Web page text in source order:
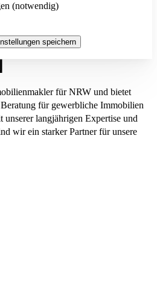
(notwendig)
speichern
für NRW und bietet
für gewerbliche Immobilien
langjährigen Expertise und
wir ein starker Partner für unsere